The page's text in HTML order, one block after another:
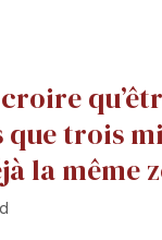
trois
la même